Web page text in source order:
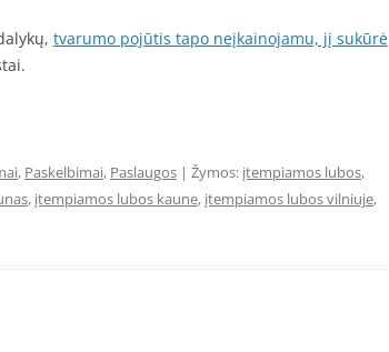
tvarumo pojūtis tapo neįkainojamu, jį sukūrė
, Paskelbimai, Paslaugos | Žymos: įtempiamos lubos,
, įtempiamos lubos kaune, įtempiamos lubos vilniuje,